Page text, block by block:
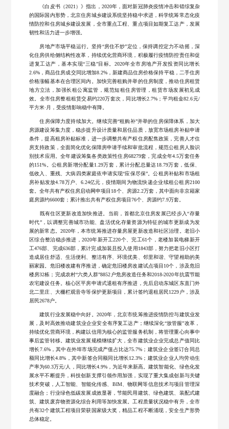
结
长
城
杯
频
文
活
动
《白皮书（2021）》指出，2020年，面对新冠肺炎疫情冲击和错综复杂
的国际国内形势，北京住房城乡建设系统坚持稳中求进，科学统筹常态化疫
情防控和住房城乡建设发展，全市重点工程、重点项目如期复工达产，发展
韧性和活力进一步增强。
房地产市场平稳运行。坚持“房住不炒”定位，保持调控定力不动摇，深
化住房供给侧结构性改革，持续优化营商环境，积极履行疫情防控责任和促
进复工达产，基本实现“三稳”目标。2020年全市房地产开发投资同比增长
2.6%，商品住房成交同比增加8.2%，新建商品住房价格保持平稳，二手住房
价格涨幅基本在合理区间内。加快完善租购并举的住房制度，推动住房租赁
地方立法，加强长租公寓监管，规范短租住房管理，租赁市场发展初见成
效。全市住房整租租赁交易约220万套次，同比增长2.7%；平均租金82.6元/
平方米·月，受疫情影响稳中有降。
住房保障力度持续加大。继续完善“租购补”并举的住房保障体系，加大
房源建设筹集力度，稳步提升设计质量和居住品质，放宽市场租房补贴申请
条件，提高租房补贴标准，进一步调整共有产权住房配售政策，完善人才住
房支持政策，全面简化优化保障房申请手续和审批流程，规范公租房人脸识
别技术应用。全年建设筹集各类政策性住房68279套，完成全年4.5万套任务
的151%。公租房新增分配量1.29万套，累计分配总量达18.79万套，低保、
低收入、重残、大病四类家庭依申请实现“应保尽保”。公租房补贴和市场租
房补贴发放4.78万户、6.24亿元，疫情期间为物流快递企业续租公租房2100
套。全年共有产权住房启动网申项目18个、房源2.2万套，其中面向非京籍家
庭房源约6600套；累计推出共有产权住房项目76个、房源约7.9万套。
既有住区更新改造加快推进。当前，首都北京住房发展已经步入“存量
时代”，以调整完善城市功能、盘活优化存量资源为特征的城市更新成为发
展的新常态。2020年，本市统筹推进存量房屋更新改造和社区治理。老旧小
区综合整治稳步推进，2020年新开工220个、完工61个，老楼加装电梯新开
工476部、完成636部，累计完成加装且投入使用1843部，努力把老旧小区打
造成居住舒适、生活便利、整洁有序、环境优美、邻里和谐、守望相助的美
丽家园。危旧楼改建有序推进，确定危旧楼房改建试点项目10个，涉及危旧
楼房32栋；完成农村“六类人群”8852户危房改造任务和2018-2020年抗震节能
农宅建设任务。核心区平房申请式退租有序推进，先后启动东城区东直门外
北二里庄、大栅栏观音寺等保护更新项目，累计签约退租居民1229户，涉及
居民2678户。
建筑行业发展稳中向好。2020年，北京市统筹推进疫情防控与建筑业发
展，及时高效推动建筑业企业安全有序复工达产；继续深化“放管服”改革，
持续优化营商环境，构建以信用为核心的监管服务机制，将管理重心向事中
事后监管转移。建筑业发展规模继续扩大，全市建筑业企业完成总产值同比
增长7.6%，其中在外埠市场完成产值占比达75.7%；建筑业企业签订合同总
额同比增长4.8%，其中新签合同额同比增长12.3%；建筑业企业人均劳动生
产率为60.3万元/人，同比增长4.9%，为近年来新高。建筑智能化、绿色化发
展水平不断提升，科技创新支撑引领作用加强，实现了重大集成创新与关键
技术突破，人工智能、智能化传感、BIM、物联网等信息技术与项目管理深
度融合；行业绿色低碳发展成效显著，节能民用建筑、绿色建筑、装配式建
筑、建筑废弃物资源化综合利用等加快发展。工程质量状况稳中有升，全市
共有32个建筑工程项目荣获国家级大奖，精品工程不断涌现，安全生产形势
总体稳定。